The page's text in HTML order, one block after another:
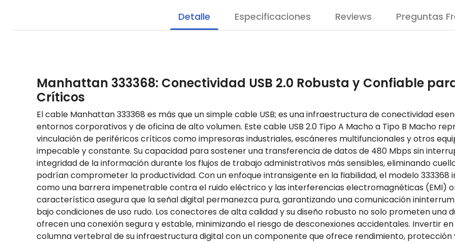
Detalle Especificaciones Reviews Preguntas
Manhattan 333368: Conectividad USB 2.0 Robusta y Confiable
Críticos
El cable Manhattan 333368 es más que un simple cable USB; es una infraestructura de conectividad
entornos corporativos y de oficina de alto volumen. Este cable USB 2.0 Tipo A Macho a Tipo B Macho
vinculación de periféricos críticos como impresoras industriales, escáneres multifuncionales y otros
impecable y constante. Su capacidad para sostener una transferencia de datos de 480 Mbps sin
integridad de la información durante los flujos de trabajo administrativos más sensibles, eliminando
podrían comprometer la productividad. Con un enfoque intransigente en la fiabilidad, el modelo
como una barrera impenetrable contra el ruido eléctrico y las interferencias electromagnéticas (EMI)
característica asegura que la señal digital permanezca pura, garantizando una comunicación
bajo condiciones de uso rudo. Los conectores de alta calidad y su diseño robusto no solo prometen una
ofrecen una conexión segura y estable, minimizando el riesgo de desconexiones accidentales. Invertir
columna vertebral de su infraestructura digital con un componente que ofrece rendimiento, protección